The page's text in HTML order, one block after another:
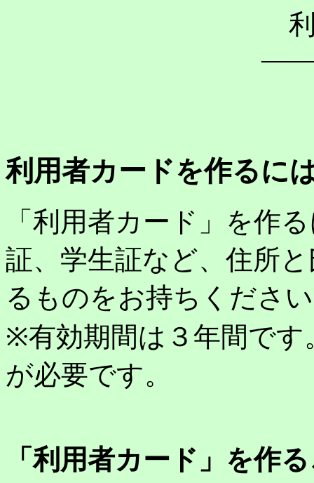
利用者カードを作るに
「利用者カード」を作
証、学生証など、住所
るものをお持ちくださ
※有効期間は３年間です
が必要です。
「利用者カード」を作